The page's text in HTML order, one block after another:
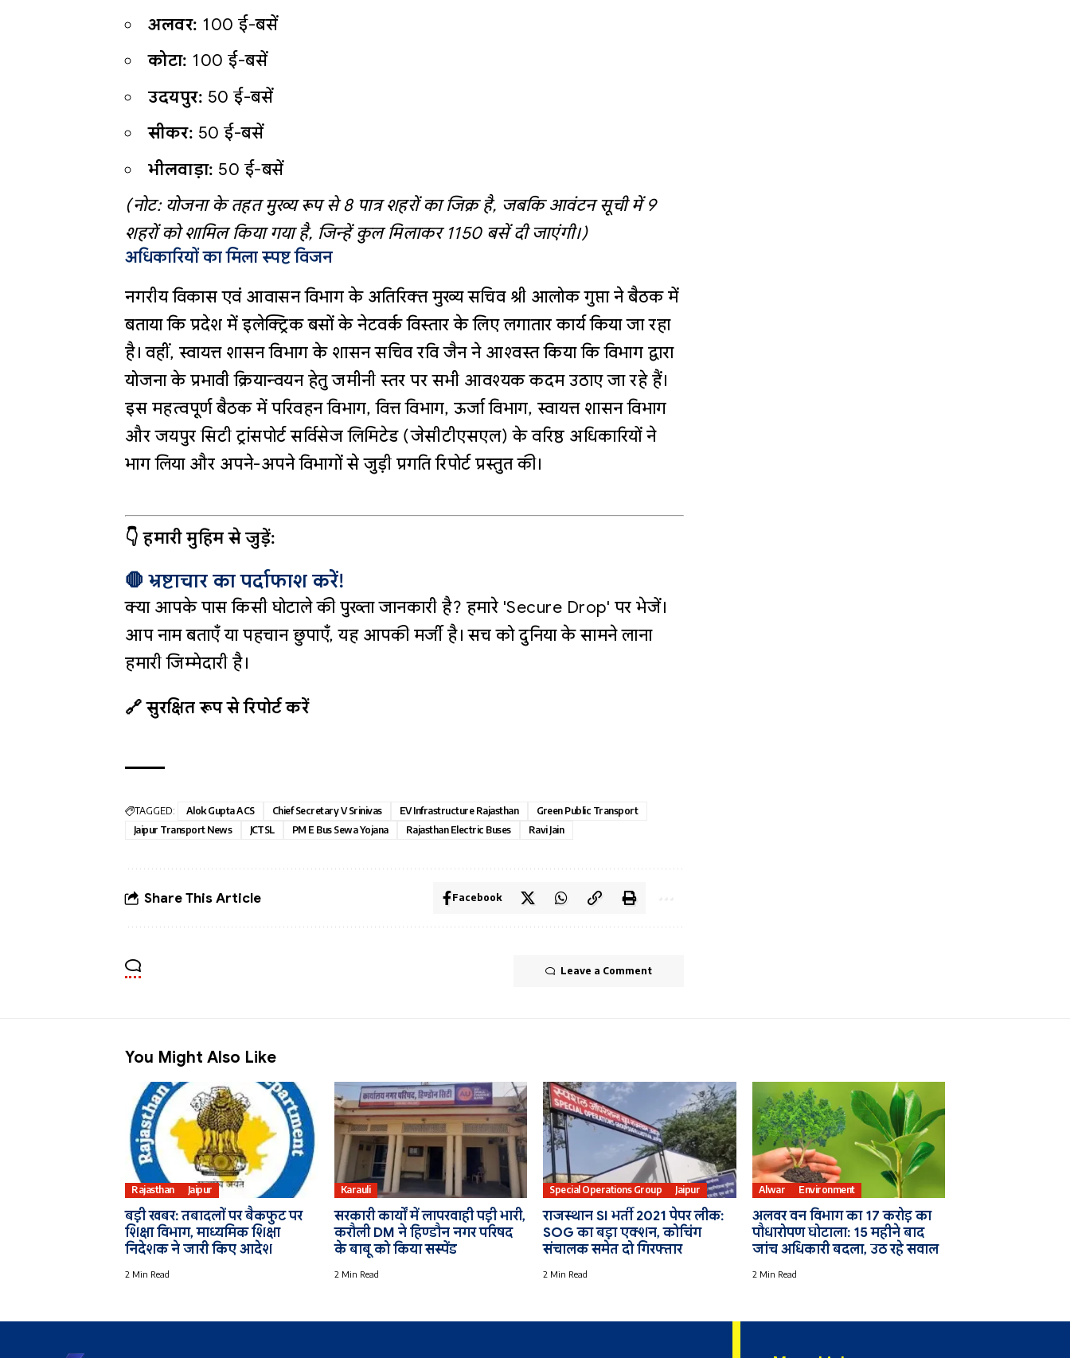
अलवर: 100 ई-बसें
कोटा: 100 ई-बसें
उदयपुर: 50 ई-बसें
सीकर: 50 ई-बसें
भीलवाड़ा: 50 ई-बसें
(नोट: योजना के तहत मुख्य रूप से 8 पात्र शहरों का जिक्र है, जबकि आवंटन सूची में 9
शहरों को शामिल किया गया है, जिन्हें कुल मिलाकर 1150 बसें दी जाएंगी।)
अधिकारियों का मिला स्पष्ट विजन
नगरीय विकास एवं आवासन विभाग के अतिरिक्त मुख्य सचिव श्री आलोक गुप्ता ने बैठक में
बताया कि प्रदेश में इलेक्ट्रिक बसों के नेटवर्क विस्तार के लिए लगातार कार्य किया जा रहा
है। वहीं, स्वायत्त शासन विभाग के शासन सचिव रवि जैन ने आश्वस्त किया कि विभाग द्वारा
योजना के प्रभावी क्रियान्वयन हेतु जमीनी स्तर पर सभी आवश्यक कदम उठाए जा रहे हैं।
इस महत्वपूर्ण बैठक में परिवहन विभाग, वित्त विभाग, ऊर्जा विभाग, स्वायत्त शासन विभाग
और जयपुर सिटी ट्रांसपोर्ट सर्विसेज लिमिटेड (जेसीटीएसएल) के वरिष्ठ अधिकारियों ने
भाग लिया और अपने-अपने विभागों से जुड़ी प्रगति रिपोर्ट प्रस्तुत की।
👇 हमारी मुहिम से जुड़ें:
🛑 भ्रष्टाचार का पर्दाफाश करें!
क्या आपके पास किसी घोटाले की पुख्ता जानकारी है? हमारे 'Secure Drop' पर भेजें।
आप नाम बताएँ या पहचान छुपाएँ, यह आपकी मर्जी है। सच को दुनिया के सामने लाना
हमारी जिम्मेदारी है।
🔗 सुरक्षित रूप से रिपोर्ट करें
TAGGED: Alok Gupta ACS Chief Secretary V Srinivas EV Infrastructure Rajasthan
Green Public Transport
Jaipur Transport News
JCTSL PM E Bus Sewa Yojana Rajasthan Electric Buses Ravi Jain
Share This Article Facebook
Leave a Comment
You Might Also Like
Rajasthan Jaipur
बड़ी खबर: तबादलों पर बैकफुट पर
शिक्षा विभाग, माध्यमिक शिक्षा
निदेशक ने जारी किए आदेश
2 Min Read
Karauli
सरकारी कार्यों में लापरवाही पड़ी भारी,
करौली DM ने हिण्डौन नगर परिषद
के बाबू को किया सस्पेंड
2 Min Read
Special Operations Group Jaipur
राजस्थान SI भर्ती 2021 पेपर लीक:
SOG का बड़ा एक्शन, कोचिंग
संचालक समेत दो गिरफ्तार
2 Min Read
Alwar Environment
अलवर वन विभाग का 17 करोड़ का
पौधारोपण घोटाला: 15 महीने बाद
जांच अधिकारी बदला, उठ रहे सवाल
2 Min Read